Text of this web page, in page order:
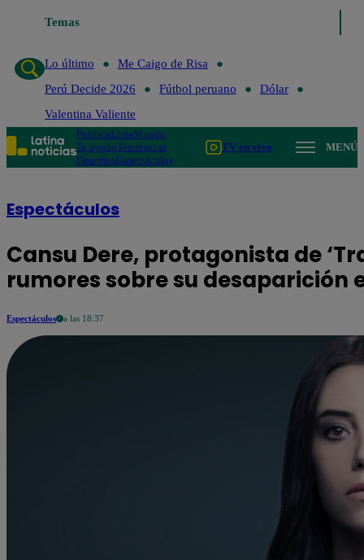
Temas
Lo último
Me Caigo de Risa
Perú Decide 2026
Fútbol peruano
Dólar
Valentina Valiente
PolíticaLimaMundo
Te ayudoTendencias
DeportesEspectáculos
TV en vivo MENÚ
Espectáculos
Cansu Dere, protagonista de
rumores sobre su desaparición
Espectáculos a las 18:37